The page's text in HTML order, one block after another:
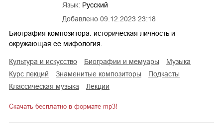
Добавлено 09.12.2023 23:18
Язык: Русский
Биография композитора: историческая личность и
окружающая ее мифология.
культура и искусство биографии и мемуары
музыка
курс лекций
знаменитые композиторы
подкасты
классическая музыка
лекции
Скачать бесплатно в формате mp3!